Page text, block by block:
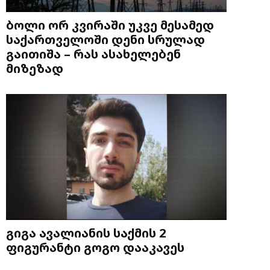
ბოლი ორ კვირაში უკვე მესამედ
საქართველოში დენი სრულად
გაითიშა – რას ასახელებენ
მიზეზად
გიგა ავალიანის საქმის 2
ფიგურანტი გოგო დააკავეს